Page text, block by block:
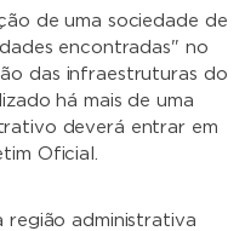
de uma sociedade de
encontradas" no
das infraestruturas do
há mais de uma
deverá entrar em
Oficial.
região administrativa